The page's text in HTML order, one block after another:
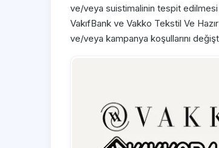
ve/veya suistimalinin tespit edilmesi
VakıfBank ve Vakko Tekstil Ve
ve/veya kampanya koşullarını